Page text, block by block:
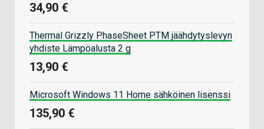
34,90 €
Thermal Grizzly PhaseSheet PTM jäähdytyslevyn
yhdiste Lämpöalusta 2 g
13,90 €
Microsoft Windows 11 Home sähköinen lisenssi
135,90 €